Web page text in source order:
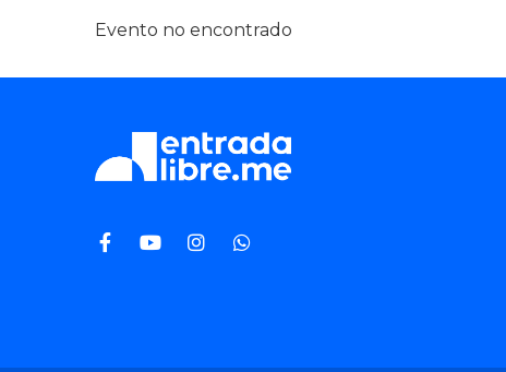
Evento no encontrado